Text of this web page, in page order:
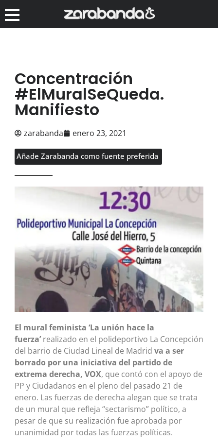
Concentración
#ElMuralSeQueda.
Manifiesto
zarabanda enero 23, 2021
Añade Zarabanda como fuente preferida
El mural feminista ‘La unión hace la
fuerza’ realizado en el polideportivo La Concepción
del barrio de Ciudad Lineal de Madrid va a ser
borrado por una iniciativa del partido de
extrema derecha, VOX, que contó con el apoyo de
PP y Ciudadanos en el pleno del pasado 21 de
enero. Las fuerzas de derecha alegan que se trata
de un mural que refleja “sectarismo” político, a
pesar de que su realización fue aprobada por
unanimidad por todas las fuerzas políticas.